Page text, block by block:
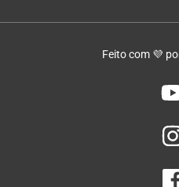
Feito com 💜